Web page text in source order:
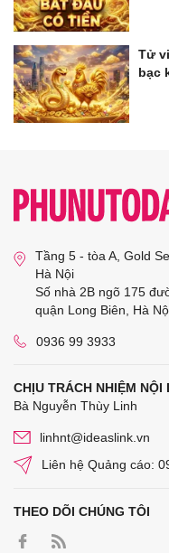
Tử
bạc
Tầng 5 - tòa A, Gold
Hà Nội
Số nhà 2B ngõ 175
quận Long Biên, Hà
0936 99 3933
CHỊU TRÁCH NHIỆM NỘI
Bà Nguyễn Thùy Linh
linhnt@ideaslink.vn
Liên hệ Quảng cáo:
THEO DÕI CHÚNG TÔI